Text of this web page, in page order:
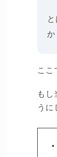
か
ここ
もし
うに